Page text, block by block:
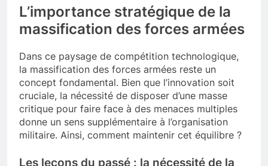
L’importance stratégique de la
massification des forces armées
Dans ce paysage de compétition technologique,
la massification des forces armées reste un
concept fondamental. Bien que l’innovation soit
cruciale, la nécessité de disposer d’une masse
critique pour faire face à des menaces multiples
donne un sens supplémentaire à l’organisation